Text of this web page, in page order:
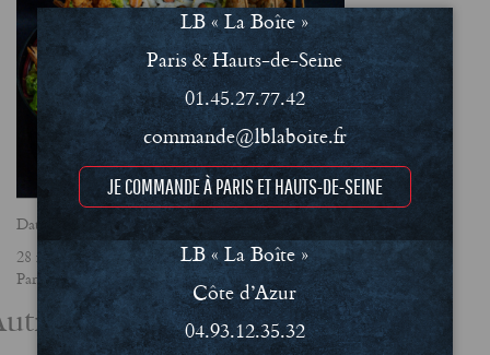
Date
28 février 2025
Partager
actualités
LB « La Boîte »
Paris & Hauts-de-Seine
01.45.27.77.42
commande@lblaboite.fr
JE COMMANDE À PARIS ET HAUTS-DE-SEINE
LB « La Boîte »
Côte d’Azur
04.93.12.35.32